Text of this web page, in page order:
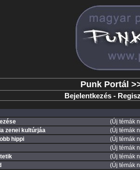
Punk Portál
Bejelentkezés -
(Új témák
zenei kultúrjáa
(Új témák
hippi
(Új témák
(Új témák
(Új témák
(Új témák